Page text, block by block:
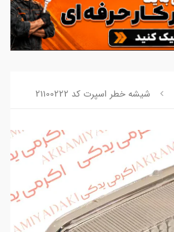
شیشه خطر اسپرت کد 21100222